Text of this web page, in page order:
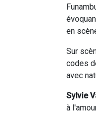
en
Sur
codes
avec
Sylvie
à